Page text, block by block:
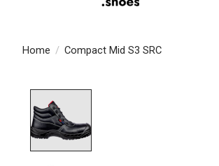
Home / Compact Mid S3 SRC